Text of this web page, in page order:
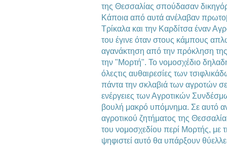
της Θεσσαλίας σπούδασαν
Κάποια από αυτά ανέλαβαν
Τρίκαλα και την Καρδίτσα έναν
του έγινε όταν στους κάμπους
αγανάκτηση από την πρόκληση
την "Μορτή". Το νομοσχέδιο
όλεςτις αυθαιρεσίες των
πάντα την σκλαβιά των αγροτών
ενέργειες των Αγροτικών
βουλή μακρό υπόμνημα. Σε αυτό
αγροτικού ζητήματος της
του νομοσχεδίου περί Μορτής, με
ψηφιστεί αυτό θα υπάρξουν